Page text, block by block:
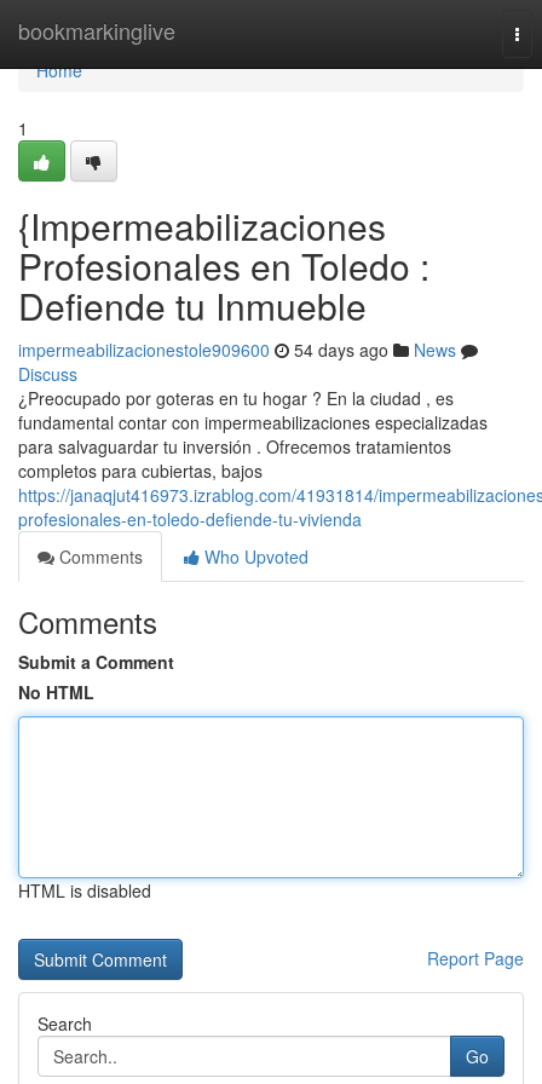
bookmarkinglive
Home
Home
1
{Impermeabilizaciones
Profesionales en Toledo :
Defiende tu Inmueble
impermeabilizacionestole909600 54 days ago
News
Discuss
¿Preocupado por goteras en tu hogar ? En la ciudad , es
fundamental contar con impermeabilizaciones especializadas
para salvaguardar tu inversión . Ofrecemos tratamientos
completos para cubiertas, bajos
https://janaqjut416973.izrablog.com/41931814/
profesionales-en-toledo-defiende-tu-vivienda
Comments
Who Upvoted
Comments
Submit a Comment
No HTML
HTML is disabled
Report Page
Search
Go